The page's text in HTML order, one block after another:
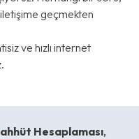
geçmekten
ve hızlı internet
Hesaplaması,